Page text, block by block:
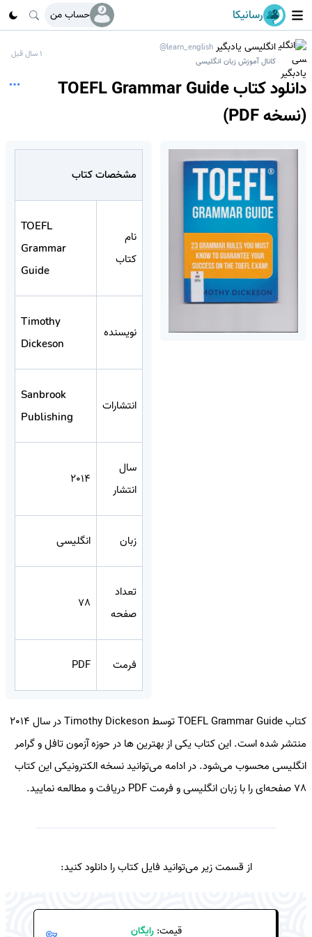
رسانیکا حساب من
انگلیسی یادبگیر @learn_english
کانال آموزش زبان انگلیسی
1 سال قبل
دانلود کتاب TOEFL Grammar Guide
(نسخه PDF)
مشخصات کتاب
نام
کتاب
TOEFL
Grammar
Guide
نویسنده
Timothy
Dickeson
انتشارات
Sanbrook
Publishing
سال
انتشار
2014
زبان انگلیسی
تعداد
صفحه
78
فرمت PDF
کتاب TOEFL Grammar Guide توسط Timothy Dickeson در سال 2014
منتشر شده است. این کتاب یکی از بهترین ها در حوزه آزمون تافل و گرامر
انگلیسی محسوب می‌شود. در ادامه می‌توانید نسخه الکترونیکی این کتاب
78 صفحه‌ای را با زبان انگلیسی و فرمت PDF دریافت و مطالعه نمایید.
از قسمت زیر می‌توانید فایل کتاب را دانلود کنید:
قیمت: رایگان